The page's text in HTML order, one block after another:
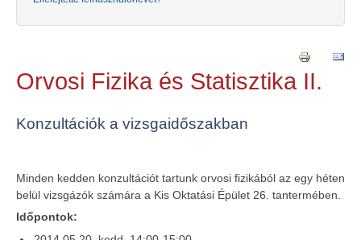
Orvosi Fizika és Statisztika II.
Konzultációk a vizsgaidőszakban
Minden kedden konzultációt tartunk orvosi fizikából az egy héten
belül vizsgázók számára a Kis Oktatási Épület 26. tantermében.
Időpontok: